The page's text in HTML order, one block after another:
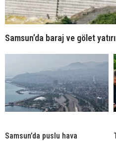
Samsun’da baraj ve gölet
Samsun’da puslu hava